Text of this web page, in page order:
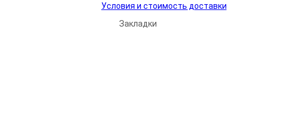
Условия и стоимость доставки
Закладки